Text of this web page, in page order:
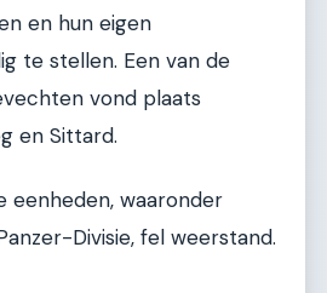
en hun eigen
te stellen. Een van de
vond plaats
en Sittard.
eenheden, waaronder
Divisie, fel weerstand.